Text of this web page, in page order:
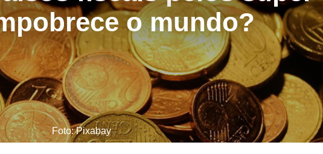
o mundo?
Foto: Pixabay